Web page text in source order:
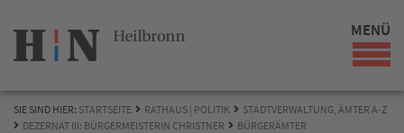
MENÜ
SIE SIND HIER: STARTSEITE RATHAUS | POLITIK
STADTVERWALTUNG, ÄMTER A-Z
DEZERNAT III: BÜRGERMEISTERIN CHRISTNER
BÜRGERÄMTER